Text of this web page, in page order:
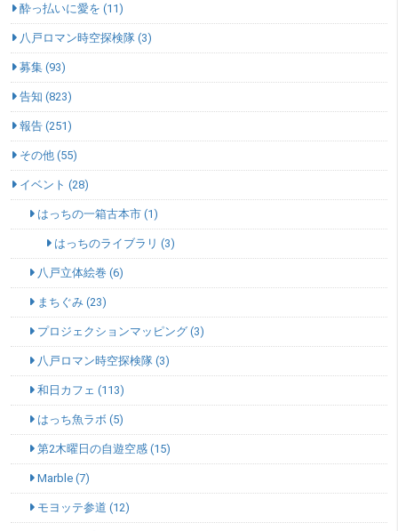
酔っ払いに愛を (11)
八戸ロマン時空探検隊 (3)
募集 (93)
告知 (823)
報告 (251)
その他 (55)
イベント (28)
はっちの一箱古本市 (1)
はっちのライブラリ (3)
八戸立体絵巻 (6)
まちぐみ (23)
プロジェクションマッピング (3)
八戸ロマン時空探検隊 (3)
和日カフェ (113)
はっち魚ラボ (5)
第2木曜日の自遊空感 (15)
Marble (7)
モヨッテ参道 (12)